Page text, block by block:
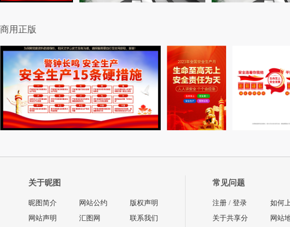
商用正版
关于昵图
昵图简介
网站声明
网站公约
汇图网
版权声明
联系我们
常见问题
注册 / 登录
关于共享分
如何
网站